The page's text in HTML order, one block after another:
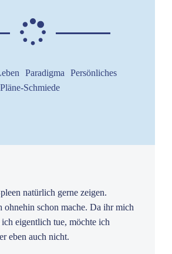
Paradigma
Persönliches
Pläne-Schmiede
natürlich gerne zeigen.
schon mache. Da ihr mich
eigentlich tue, möchte ich
eben auch nicht.